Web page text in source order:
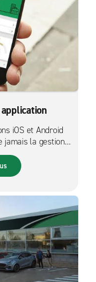
iOS et Android
jamais la gestion
le pouce.